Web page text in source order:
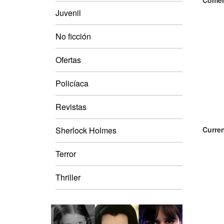
Juvenil
No ficción
Ofertas
Policíaca
Revistas
Sherlock Holmes
Terror
Thriller